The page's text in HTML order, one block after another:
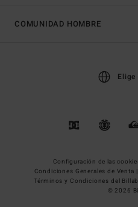
COMUNIDAD HOMBRE
Configuración de las
Condiciones Generales de Venta |
Términos y Condiciones del
© 2026